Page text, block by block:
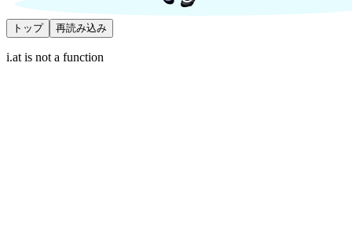
トップ 再読み込み
i.at is not a function